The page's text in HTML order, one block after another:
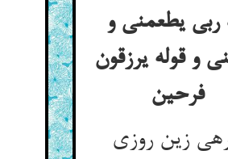
ربی یطعمنی و
و قوله یرزقون
فرحین
زین روزی